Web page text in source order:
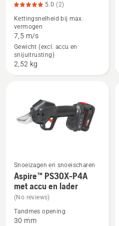
details
over
Aspire™
P8X-
P4A
accu
van
5.0 (2)
Kettingsnelheid bij max.
vermogen
7,5 m/s
Gewicht (excl. accu en
snijuitrusting)
2,52 kg
Bekijk
meer
details
over
Aspire™
Snoeizagen en snoeischaren
Aspire™ PS30X-P4A
met accu en lader
(No reviews)
Tandmes opening
30 mm